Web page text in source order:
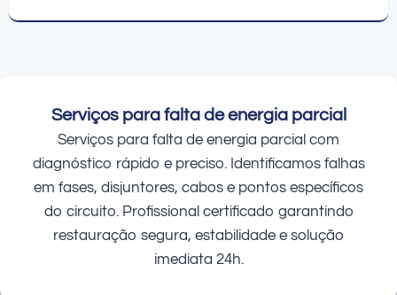
Serviços para falta de energia parcial
Serviços para falta de energia parcial com
diagnóstico rápido e preciso. Identificamos falhas
em fases, disjuntores, cabos e pontos específicos
do circuito. Profissional certificado garantindo
restauração segura, estabilidade e solução
imediata 24h.